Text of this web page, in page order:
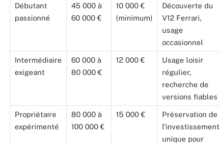
Débutant
passionné
45 000 à
60 000 €
10 000 €
(minimum)
Découverte du
V12 Ferrari,
usage
occasionnel
Intermédiaire
exigeant
60 000 à
80 000 €
12 000 €
Usage loisir
régulier,
recherche de
versions fiables
Propriétaire
expérimenté
80 000 à
100 000 €
15 000 €
Préservation de
unique pour